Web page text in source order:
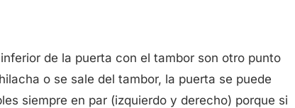
de la puerta con el tambor son otro punto
o se sale del tambor, la puerta se puede
siempre en par (izquierdo y derecho) porque si